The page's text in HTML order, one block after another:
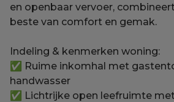
en openbaar vervoer,
beste van comfort en gemak.
Indeling & kenmerken woning:
✅ Ruime inkomhal met
handwasser
✅ Lichtrijke open leefruimte